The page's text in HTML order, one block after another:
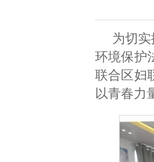
为切
环境保护
联合区妇
以青春力